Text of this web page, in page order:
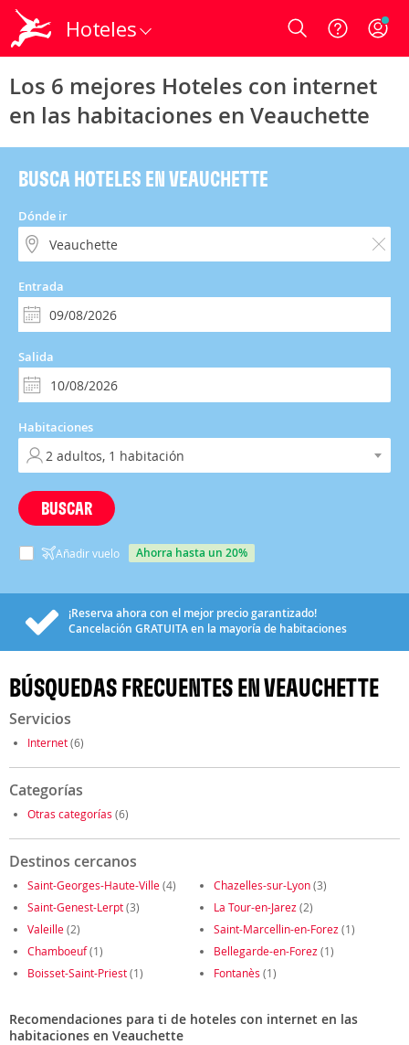
Hoteles Login
Los 6 mejores Hoteles con internet
en las habitaciones en Veauchette
BUSCA HOTELES EN VEAUCHETTE
Dónde ir
Entrada
Salida
Habitaciones
BUSCAR
Añadir vuelo ahorra hasta un 20%
¡Reserva ahora con el mejor precio garantizado!
Cancelación GRATUITAen la mayoría de habitaciones
BÚSQUEDAS FRECUENTES EN VEAUCHETTE
Servicios
Internet(6)
Categorías
Otras categorías (6)
Destinos cercanos
Saint-Georges-Haute-Ville(4) Chazelles-sur-Lyon(3)
Saint-Genest-Lerpt(3) La Tour-en-Jarez (2)
Valeille(2) Saint-Marcellin-en-Forez (1)
Chamboeuf(1) Bellegarde-en-Forez (1)
Boisset-Saint-Priest(1) Fontanès (1)
Recomendaciones para ti de hoteles con internet en las
habitaciones en Veauchette